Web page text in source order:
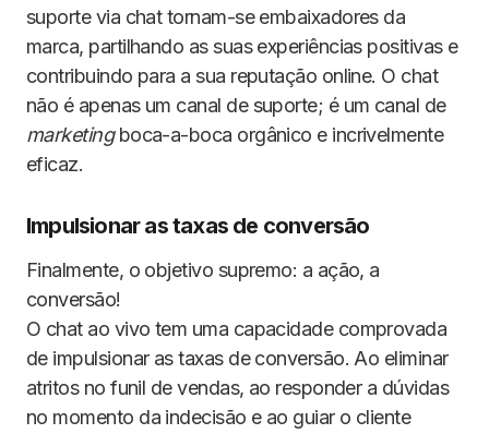
suporte via chat tornam-se embaixadores da
marca, partilhando as suas experiências positivas e
contribuindo para a sua reputação online. O chat
não é apenas um canal de suporte; é um canal de
marketingboca-a-boca orgânico e incrivelmente
eficaz.
Impulsionar as taxas de conversão
Finalmente, o objetivo supremo: a ação, a
conversão!
O chat ao vivo tem uma capacidade comprovada
de impulsionar as taxas de conversão. Ao eliminar
atritos no funil de vendas, ao responder a dúvidas
no momento da indecisão e ao guiar o cliente